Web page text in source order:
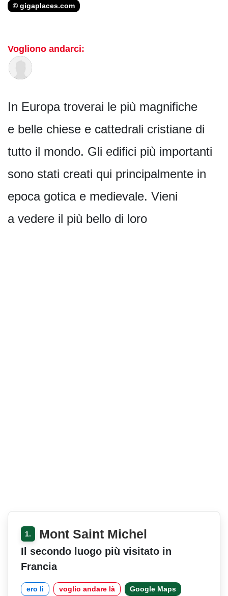
© gigaplaces.com
Vogliono andarci:
In Europa troverai le più magnifiche
e belle chiese e cattedrali cristiane di
tutto il mondo. Gli edifici più importanti
sono stati creati qui principalmente in
epoca gotica e medievale. Vieni
a vedere il più bello di loro
1. Mont Saint Michel
Il secondo luogo più visitato in
Francia
ero lì voglio andare là Google Maps